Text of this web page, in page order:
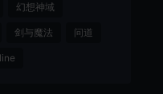
幻想神域
剑与魔法 问道